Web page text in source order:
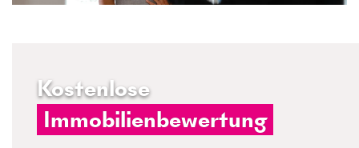
Kostenlose
Immobilienbewertung